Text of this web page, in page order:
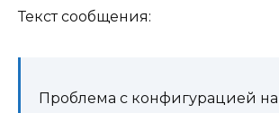
Текст сообщения:
Проблема с конфигурацией